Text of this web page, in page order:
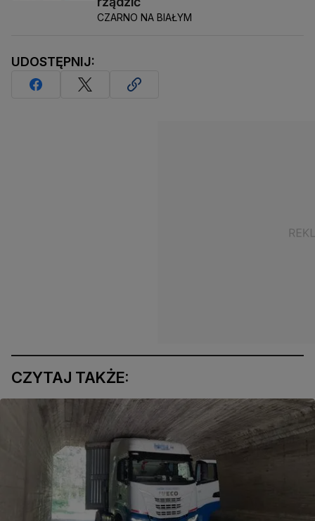
CZARNO NA BIAŁYM
UDOSTĘPNIJ:
CZYTAJ TAKŻE: